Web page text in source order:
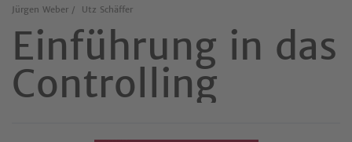
Jürgen Weber Utz Schäffer
Einführung in das
Controlling